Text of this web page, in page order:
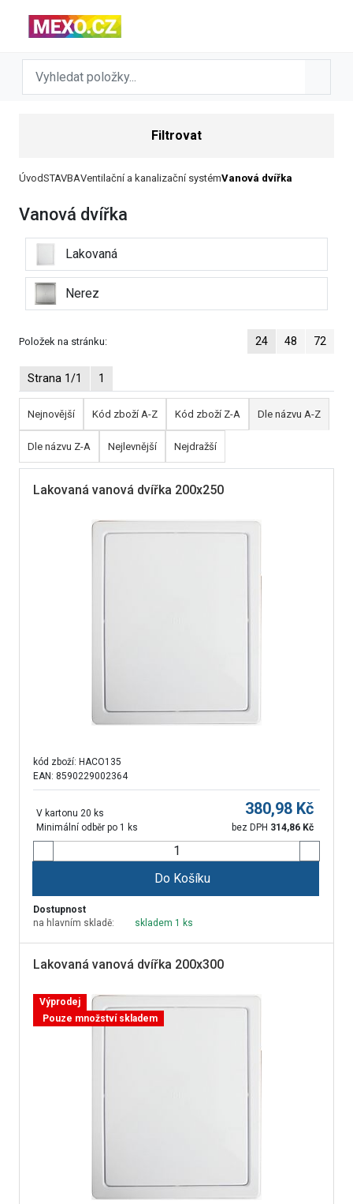
Filtrovat
ÚvodSTAVBAVentilační a kanalizační systémVanová dvířka
Vanová dvířka
Lakovaná
Nerez
Položek na stránku: 24 48 72
Strana 1/1 1
Nejnovější Kód zboží A-Z Kód zboží Z-A Dle názvu A-Z
Dle názvu Z-A Nejlevnější Nejdražší
Lakovaná vanová dvířka 200x250
kód zboží: HACO135
EAN: 8590229002364
V kartonu 20 ks
Minimální odběr po 1 ks
380,98 Kč
bez DPH 314,86 Kč
Do Košíku
Dostupnost
na hlavním skladě:
skladem 1 ks
Lakovaná vanová dvířka 200x300
Výprodej
Pouze množství skladem